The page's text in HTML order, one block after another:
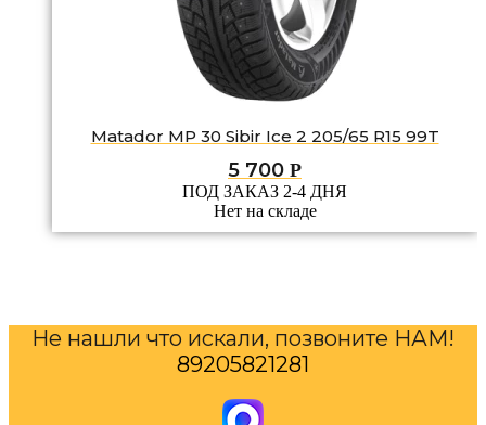
Matador MP 30 Sibir Ice 2 205/65 R15 99T
5 700 Р
ПОД ЗАКАЗ 2-4 ДНЯ
Нет на складе
Не нашли что искали, позвоните НАМ!
89205821281